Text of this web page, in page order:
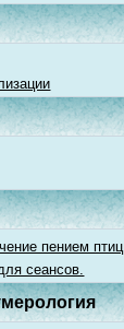
пением птиц
сеансов.